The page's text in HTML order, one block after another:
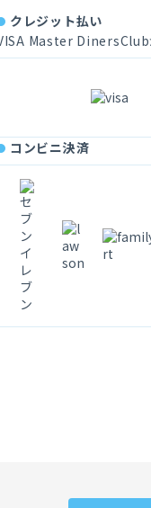
クレジット払い
Master DinersClub
コンビニ決済